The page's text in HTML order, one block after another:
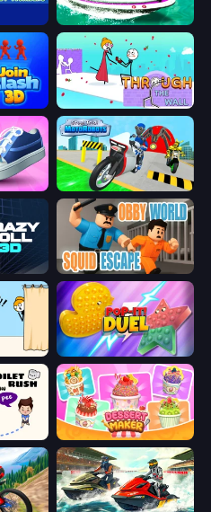
Jet Boat Racing
Through the Wall
Moto Robots: Steel Trial
Pop It! Duel
Dessert Maker